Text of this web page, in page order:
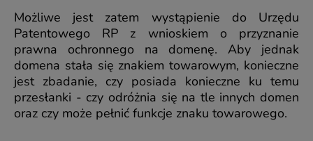
Możliwe jest zatem wystąpienie do Urzędu
Patentowego RP z wnioskiem o przyznanie
prawna ochronnego na domenę. Aby jednak
domena stała się znakiem towarowym, konieczne
jest zbadanie, czy posiada konieczne ku temu
przesłanki - czy odróżnia się na tle innych domen
oraz czy może pełnić funkcje znaku towarowego.